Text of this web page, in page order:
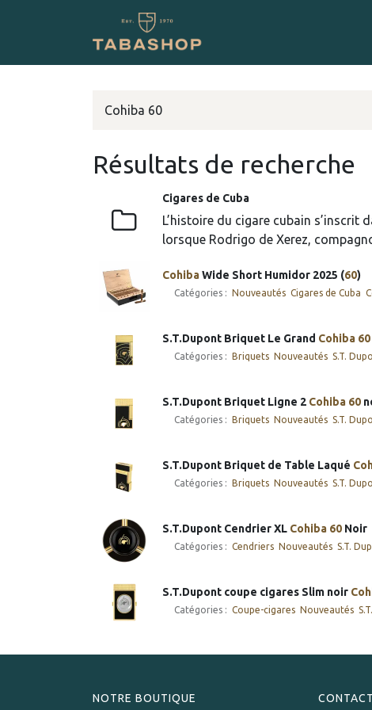
Résultats de recherche
Cigares de Cuba
L’histoire du cigare cubain s’inscrit
lorsque Rodrigo de Xerez,
CohibaWide Short Humidor 2025 (60)
Catégories : ​Nouveautés Cigares de Cuba
S.T.Dupont Briquet Le Grand Cohiba 60
Catégories : ​​​​Briquets Nouveautés S.T.
S.T.Dupont Briquet Ligne 2 Cohiba 60
Catégories : ​​​​Briquets Nouveautés S.T.
S.T.Dupont Briquet de Table Laqué
Catégories : ​​​​Briquets Nouveautés S.T.
S.T.Dupont Cendrier XL Cohiba 60 Noir
Catégories : Cendriers Nouveautés S.T.
S.T.Dupont coupe cigares Slim noir
Catégories : Coupe-cigares Nouveautés
NOTRE BOUTIQUE CONTACT